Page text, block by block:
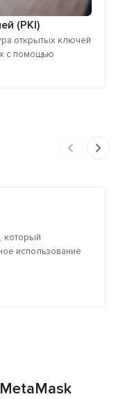
(PKI)
открытых ключей
с помощью
который
использование